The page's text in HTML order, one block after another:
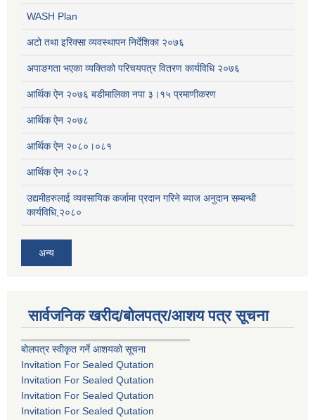
WASH Plan
अटो तथा इरिक्सा व्यवस्थापन निर्देशिका २०७६
अपाङगता भएका व्यक्तिको परिचयपत्र वितरण कार्यविधि २०७६
आर्थिक ऐन २०७६ बडीमालिका नपा ३।१५ प्रमाणीकरण
आर्थिक ऐन २०७८
आर्थिक ऐन २०८०।०८१
आर्थिक ऐन २०८२
उद्यमीहरुलाई व्यवसायिक कर्जामा प्रदान गरिने ब्याज अनुदान सम्बन्धी
कार्यविधि,२०८०
अन्य
सार्वजनिक खरीद/बोलपत्र/आशय पत्र सूचना
बोलपत्र स्वीकृत गर्ने आशयको सूचना
Invitation For Sealed Qutation
Invitation For Sealed Qutation
Invitation For Sealed Qutation
Invitation For Sealed Qutation